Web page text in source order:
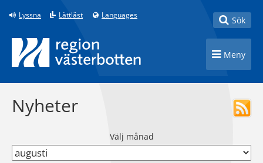
Till innehåll på sidan
Lyssna Lättläst Languages Toggle
Sök
Toggle
Meny
Nyheter
Välj månad